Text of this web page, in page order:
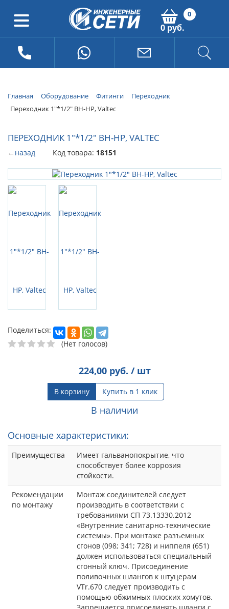
0
0 руб.
Главная Оборудование Фитинги
Переходник
Переходник 1"*1/2" ВН-НР, Valtec
ПЕРЕХОДНИК 1"*1/2" ВН-НР, VALTEC
←назад Код товара: 18151
224,00
В наличии
Основные характеристики:
Имеет гальванопокрытие, что
способствует более коррозия
стойкости.
Монтаж соединителей следует
«Внутренние санитарно-технические
сгонов (098; 341; 728) и ниппеля (651)
должен использоваться специальный
сгонный ключ. Присоединение
поливочных шлангов к штуцерам
VTr.670 следует производить с
помощью обжимных плоских хомутов.
Запрещается присоединять шланги с
помощью проволочных хомутов и
скруток. Для монтажа хромированных
удлинителей VTr.198C следует
использовать шестигранный ключ.
При монтаже фитингов запрещается
прикладывать к ним крутящие
моменты, превышающие значения,
указанные в таблице (Рис. 3).